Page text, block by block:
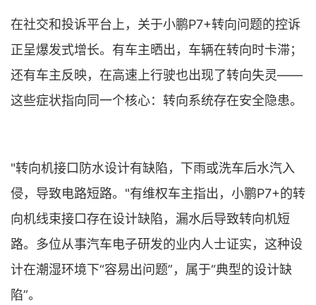
在社交和投诉平台上，关于小鹏P7+转向问题的控诉
正呈爆发式增长。有车主晒出，车辆在转向时卡滞；
还有车主反映，在高速上行驶也出现了转向失灵——
这些症状指向同一个核心：转向系统存在安全隐患。
"转向机接口防水设计有缺陷，下雨或洗车后水汽入
侵，导致电路短路。"有维权车主指出，小鹏P7+的转
向机线束接口存在设计缺陷，漏水后导致转向机短
路。多位从事汽车电子研发的业内人士证实，这种设
计在潮湿环境下“容易出问题”，属于“典型的设计缺
陷”。